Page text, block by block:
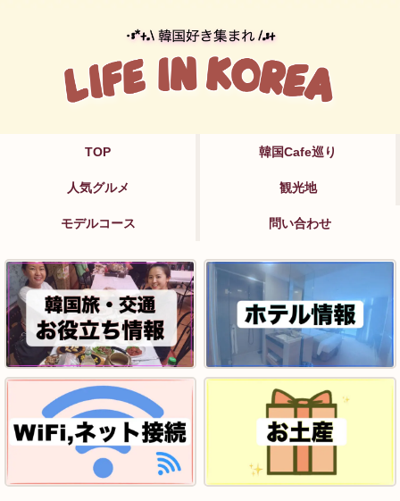
TOP 韓国Cafe巡り
人気グルメ 観光地
モデルコース 問い合わせ